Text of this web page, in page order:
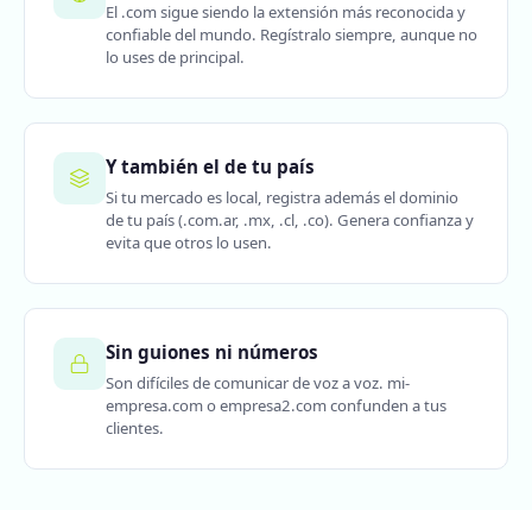
El .com sigue siendo la extensión más reconocida y
confiable del mundo. Regístralo siempre, aunque no
lo uses de principal.
Y también el de tu país
Si tu mercado es local, registra además el dominio
de tu país (.com.ar, .mx, .cl, .co). Genera confianza y
evita que otros lo usen.
Sin guiones ni números
Son difíciles de comunicar de voz a voz. mi-
empresa.com o empresa2.com confunden a tus
clientes.